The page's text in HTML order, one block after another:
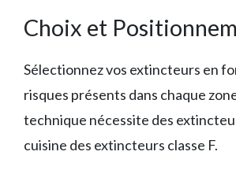
Choix et
Sélectionnez vos extincteurs en
risques présents dans chaque
technique nécessite des
cuisine des extincteurs classe F.